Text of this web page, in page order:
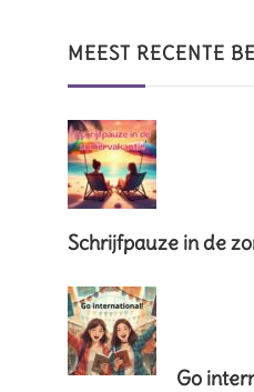
iets?
MEEST RECENTE
Schrijfpauze in de
Go